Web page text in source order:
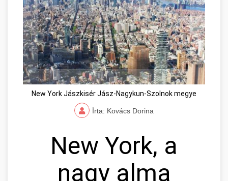
New York Jászkisér Jász-Nagykun-Szolnok megye
Írta: Kovács Dorina
New York, a
nagy alma